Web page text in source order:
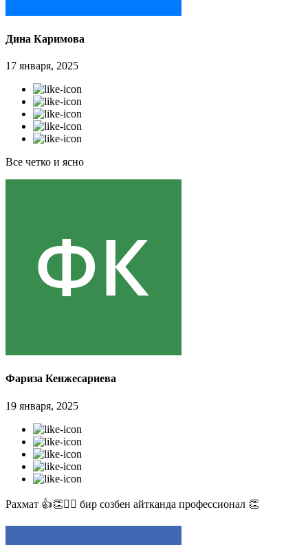
Дина Каримова
17 января, 2025
Все четко и ясно
Фариза Кенжесариева
19 января, 2025
Рахмат 👍👏✊🏻 бир созбен айтканда профессионал 👏